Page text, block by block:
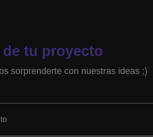
de tu proyecto
sorprenderte con nuestras ideas ;)